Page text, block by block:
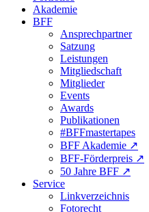
Akademie
BFF
Ansprechpartner
Satzung
Leistungen
Mitgliedschaft
Mitglieder
Events
Awards
Publikationen
#BFFmastertapes
BFF Akademie ↗︎
BFF-Förderpreis ↗︎
50 Jahre BFF ↗︎
Service
Linkverzeichnis
Fotorecht